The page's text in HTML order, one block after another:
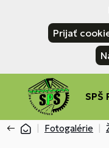
Prijať
SPŠ
Fotogalérie